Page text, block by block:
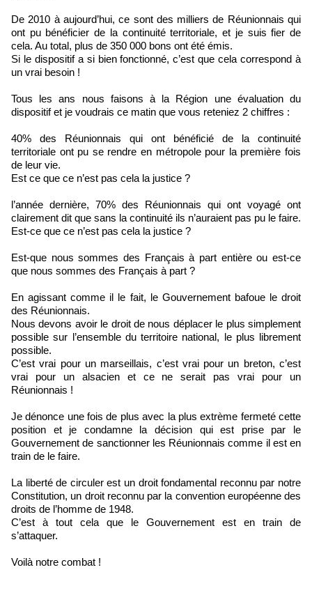
De 2010 à aujourd’hui, ce sont des milliers de Réunionnais qui
ont pu bénéficier de la continuité territoriale, et je suis fier de
cela. Au total, plus de 350 000 bons ont été émis.
Si le dispositif a si bien fonctionné, c’est que cela correspond à
un vrai besoin !
Tous les ans nous faisons à la Région une évaluation du
dispositif et je voudrais ce matin que vous reteniez 2 chiffres :
40% des Réunionnais qui ont bénéficié de la continuité
territoriale ont pu se rendre en métropole pour la première fois
de leur vie.
Est ce que ce n’est pas cela la justice ?
l’année dernière, 70% des Réunionnais qui ont voyagé ont
clairement dit que sans la continuité ils n’auraient pas pu le faire.
Est-ce que ce n’est pas cela la justice ?
Est-que nous sommes des Français à part entière ou est-ce
que nous sommes des Français à part ?
En agissant comme il le fait, le Gouvernement bafoue le droit
des Réunionnais.
Nous devons avoir le droit de nous déplacer le plus simplement
possible sur l’ensemble du territoire national, le plus librement
possible.
C’est vrai pour un marseillais, c’est vrai pour un breton, c’est
vrai pour un alsacien et ce ne serait pas vrai pour un
Réunionnais !
Je dénonce une fois de plus avec la plus extrème fermeté cette
position et je condamne la décision qui est prise par le
Gouvernement de sanctionner les Réunionnais comme il est en
train de le faire.
La liberté de circuler est un droit fondamental reconnu par notre
Constitution, un droit reconnu par la convention européenne des
droits de l’homme de 1948.
C’est à tout cela que le Gouvernement est en train de
s’attaquer.
Voilà notre combat !